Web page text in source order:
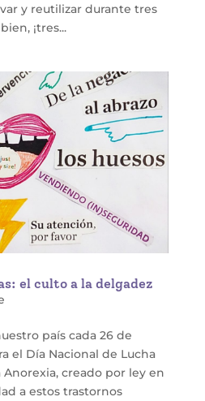
y reutilizar durante tres
¡tres...
el culto a la delgadez
país cada 26 de
el Día Nacional de Lucha
creado por ley en
a estos trastornos